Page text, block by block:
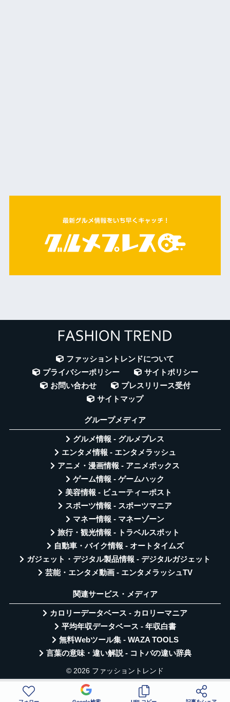
ファッショントレンドについて
プライバシーポリシー
サイトポリシー
お問い合わせ
プレスリリース受付
サイトマップ
グループメディア
グルメ情報 - グルメプレス
エンタメ情報 - エンタメラッシュ
アニメ・漫画情報 - アニメボックス
ゲーム情報 - ゲームハック
美容情報 - ビューティーポスト
スポーツ情報 - スポーツマニア
マネー情報 - マネーゾーン
旅行・観光情報 - トラベルスポット
自動車・バイク情報 - オートタイムズ
ガジェット・デジタル製品情報 - デジタルガジェット
芸能・エンタメ動画 - エンタメラッシュTV
関連サービス・メディア
カロリーデータベース - カロリーマニア
平均年収データベース - 年収白書
無料Webツール集 - WAZA TOOLS
言葉の意味・違い解説 - コトバの違い辞典
© 2026 ファッショントレンド